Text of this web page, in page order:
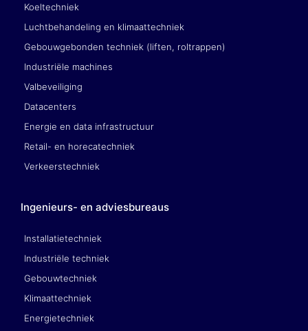
Koeltechniek
Luchtbehandeling en klimaattechniek
Gebouwgebonden techniek (liften, roltrappen)
Industriële machines
Valbeveiliging
Datacenters
Energie en data infrastructuur
Retail- en horecatechniek
Verkeerstechniek
Ingenieurs- en adviesbureaus
Installatietechniek
Industriële techniek
Gebouwtechniek
Klimaattechniek
Energietechniek